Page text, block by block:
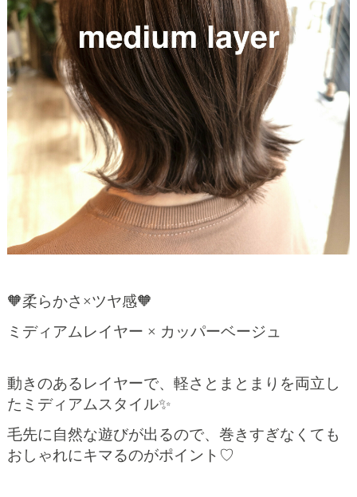
🧡柔らかさ×ツヤ感🧡
ミディアムレイヤー × カッパーベージュ
動きのあるレイヤーで、軽さとまとまりを両立し
たミディアムスタイル✨
毛先に自然な遊びが出るので、巻きすぎなくても
おしゃれにキマるのがポイント♡